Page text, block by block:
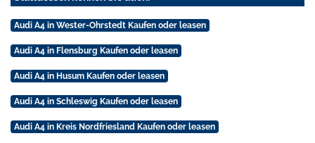
Audi A4 in Wester-Ohrstedt Kaufen oder leasen
Audi A4 in Flensburg Kaufen oder leasen
Audi A4 in Husum Kaufen oder leasen
Audi A4 in Schleswig Kaufen oder leasen
Audi A4 in Kreis Nordfriesland Kaufen oder leasen